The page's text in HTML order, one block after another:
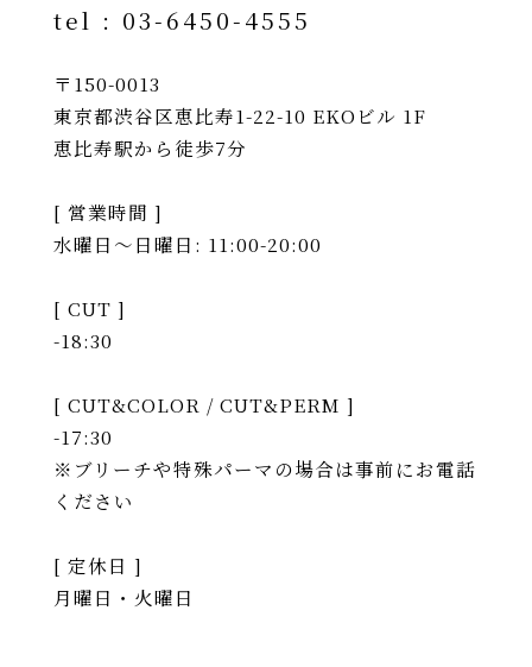
tel : 03-6450-4555
〒150-0013
東京都渋谷区恵比寿1-22-10 EKOビル 1F
恵比寿駅から徒歩7分
[ 営業時間 ]
水曜日〜日曜日: 11:00-20:00
[ CUT ]
-18:30
[ CUT&COLOR / CUT&PERM ]
-17:30
※ブリーチや特殊パーマの場合は事前にお電話
ください
[ 定休日 ]
月曜日・火曜日